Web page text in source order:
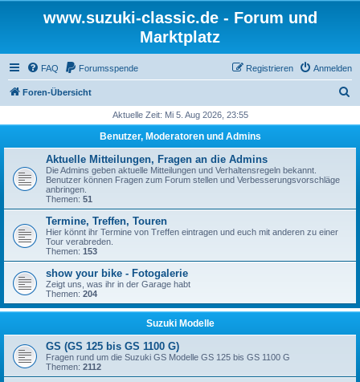
www.suzuki-classic.de - Forum und
Marktplatz
FAQ Forumsspende Anmelden
Registrieren
Foren-Übersicht
h
Aktuelle Zeit: Mi 5. Aug 2026, 23:55
Benutzer, Moderatoren und Admins
Aktuelle Mitteilungen, Fragen an die Admins
Die Admins geben aktuelle Mitteilungen und Verhaltensregeln bekannt.
Benutzer können Fragen zum Forum stellen und Verbesserungsvorschläge
anbringen.
Themen: 51
Termine, Treffen, Touren
Hier könnt ihr Termine von Treffen eintragen und euch mit anderen zu einer
Tour verabreden.
Themen: 153
show your bike - Fotogalerie
Zeigt uns, was ihr in der Garage habt
Themen: 204
Suzuki Modelle
GS (GS 125 bis GS 1100 G)
Fragen rund um die Suzuki GS Modelle GS 125 bis GS 1100 G
Themen: 2112